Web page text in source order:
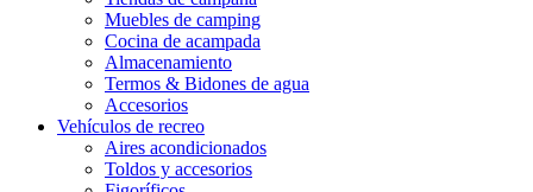
Muebles de camping
Cocina de acampada
Almacenamiento
Termos & Bidones de agua
Accesorios
Vehículos de recreo
Aires acondicionados
Toldos y accesorios